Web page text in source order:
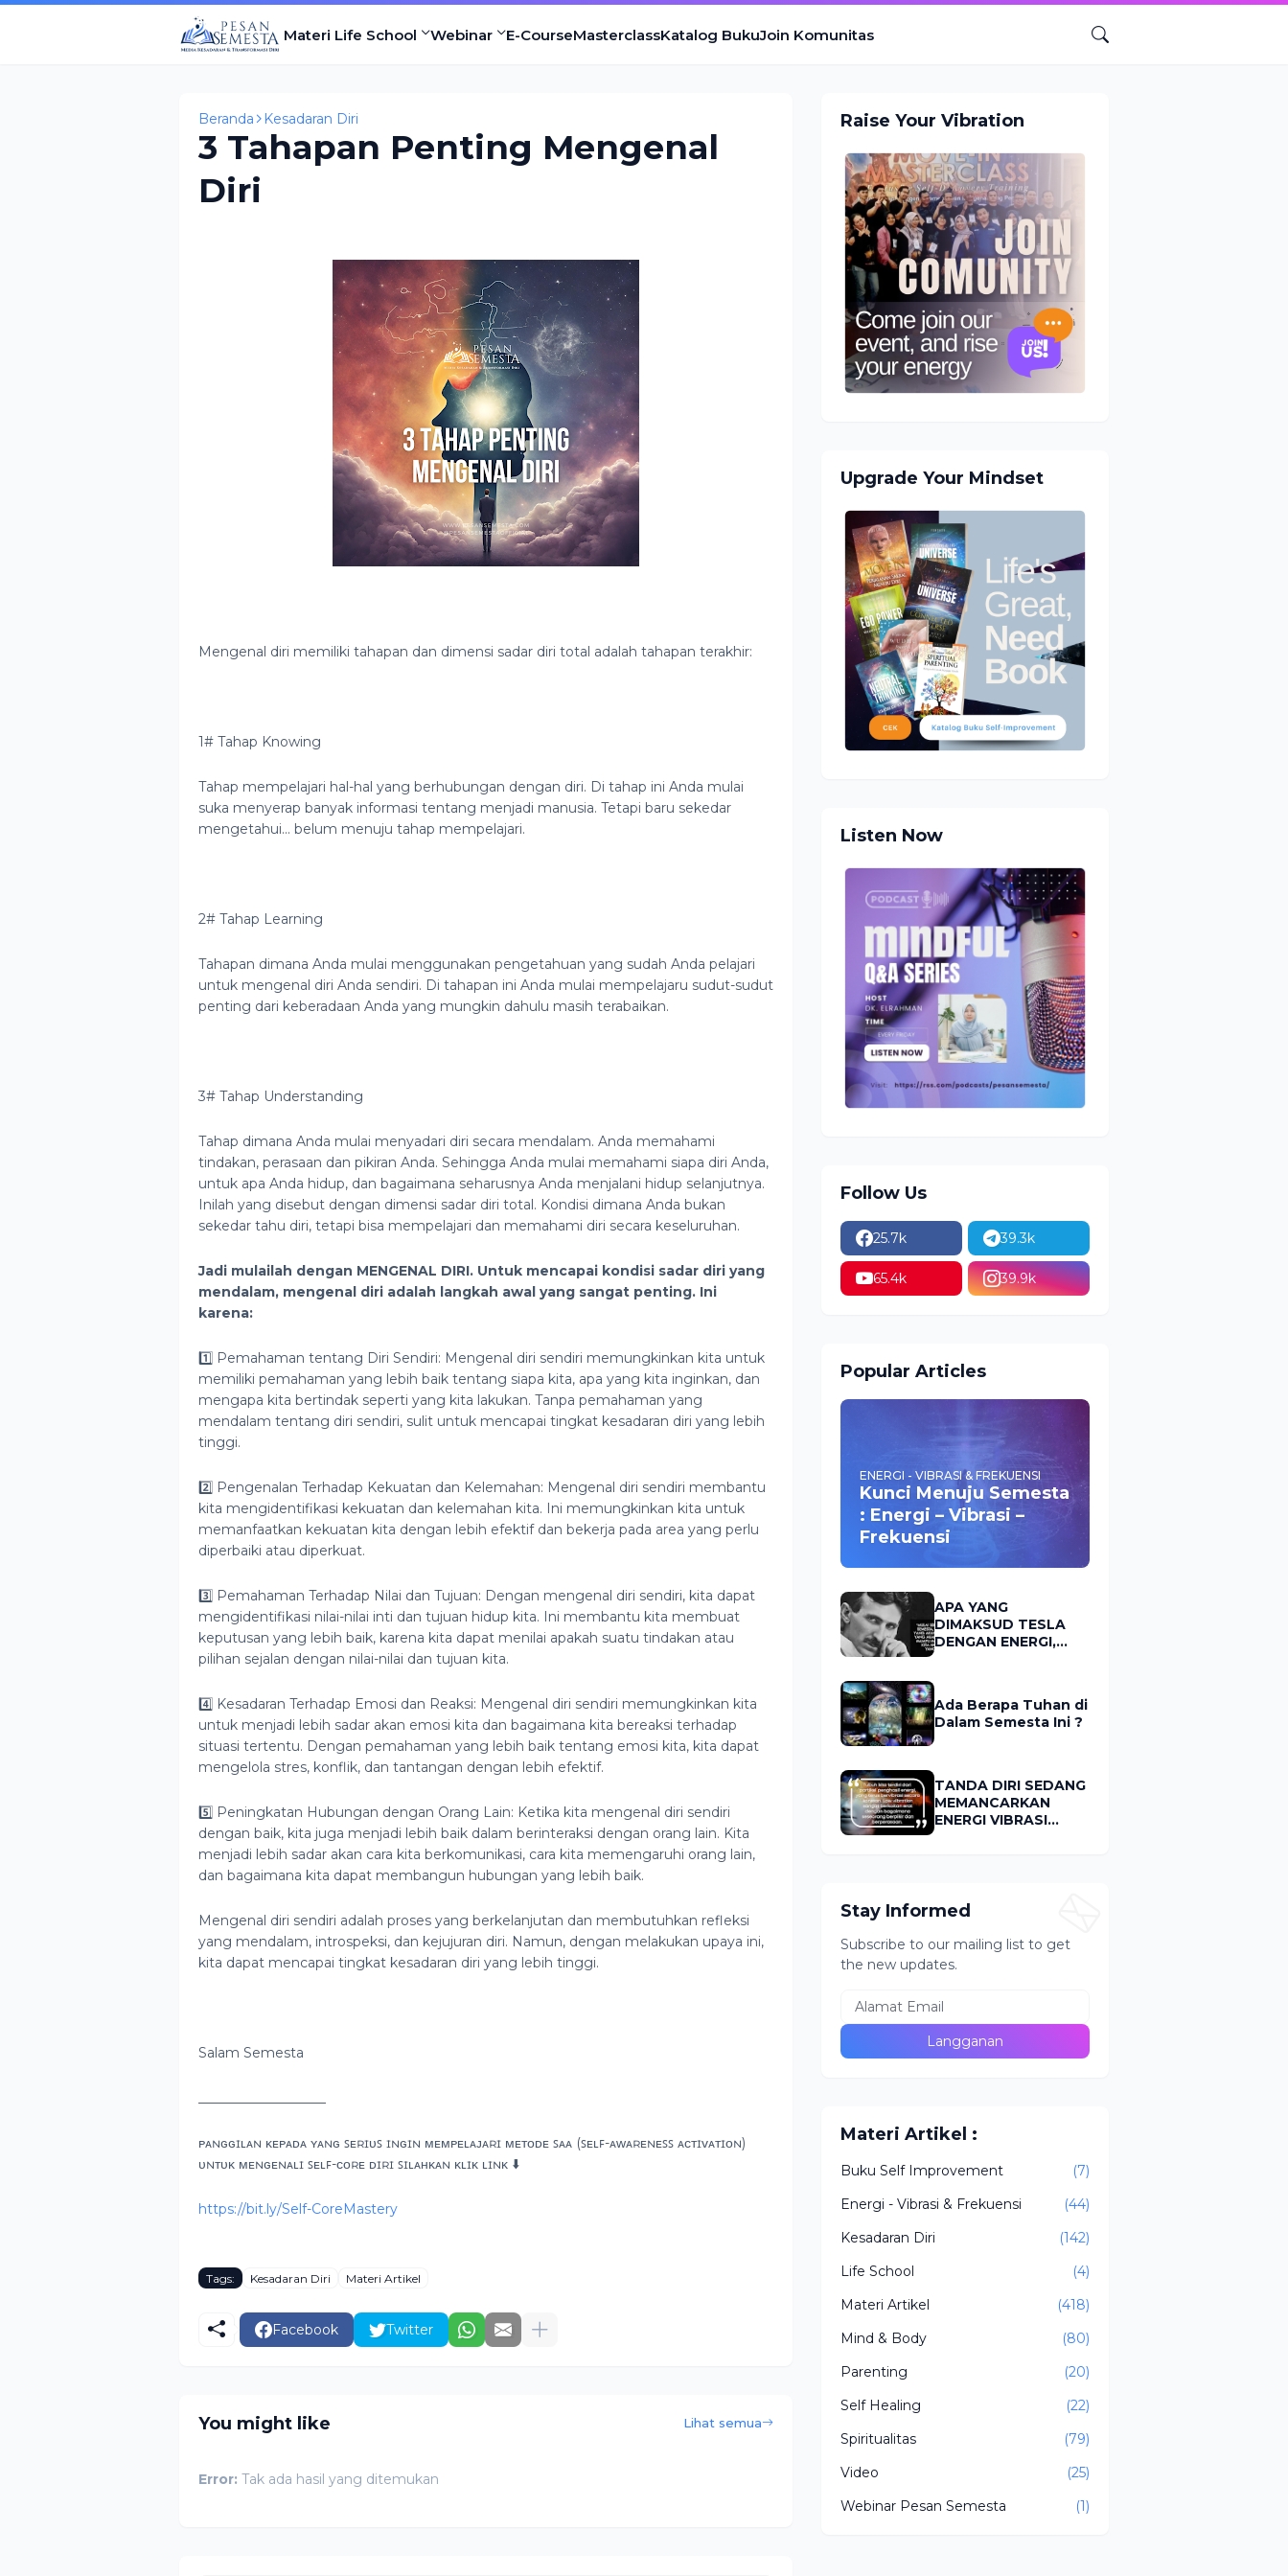
Materi Life School Webinar E-CourseMasterclassKatalog BukuJoin Komunitas
Beranda Kesadaran Diri
3 Tahapan Penting Mengenal
Diri
Mengenal diri memiliki tahapan dan dimensi sadar diri total adalah tahapan terakhir:
1# Tahap Knowing
Tahap mempelajari hal-hal yang berhubungan dengan diri. Di tahap ini Anda mulai
suka menyerap banyak informasi tentang menjadi manusia. Tetapi baru sekedar
mengetahui... belum menuju tahap mempelajari.
2# Tahap Learning
Tahapan dimana Anda mulai menggunakan pengetahuan yang sudah Anda pelajari
untuk mengenal diri Anda sendiri. Di tahapan ini Anda mulai mempelajaru sudut-sudut
penting dari keberadaan Anda yang mungkin dahulu masih terabaikan.
3# Tahap Understanding
Tahap dimana Anda mulai menyadari diri secara mendalam. Anda memahami
tindakan, perasaan dan pikiran Anda. Sehingga Anda mulai memahami siapa diri Anda,
untuk apa Anda hidup, dan bagaimana seharusnya Anda menjalani hidup selanjutnya.
Inilah yang disebut dengan dimensi sadar diri total. Kondisi dimana Anda bukan
sekedar tahu diri, tetapi bisa mempelajari dan memahami diri secara keseluruhan.
Jadi mulailah dengan MENGENAL DIRI. Untuk mencapai kondisi sadar diri yang
mendalam, mengenal diri adalah langkah awal yang sangat penting. Ini
karena:
1️⃣ Pemahaman tentang Diri Sendiri: Mengenal diri sendiri memungkinkan kita untuk
memiliki pemahaman yang lebih baik tentang siapa kita, apa yang kita inginkan, dan
mengapa kita bertindak seperti yang kita lakukan. Tanpa pemahaman yang
mendalam tentang diri sendiri, sulit untuk mencapai tingkat kesadaran diri yang lebih
tinggi.
2️⃣ Pengenalan Terhadap Kekuatan dan Kelemahan: Mengenal diri sendiri membantu
kita mengidentifikasi kekuatan dan kelemahan kita. Ini memungkinkan kita untuk
memanfaatkan kekuatan kita dengan lebih efektif dan bekerja pada area yang perlu
diperbaiki atau diperkuat.
3️⃣ Pemahaman Terhadap Nilai dan Tujuan: Dengan mengenal diri sendiri, kita dapat
mengidentifikasi nilai-nilai inti dan tujuan hidup kita. Ini membantu kita membuat
keputusan yang lebih baik, karena kita dapat menilai apakah suatu tindakan atau
pilihan sejalan dengan nilai-nilai dan tujuan kita.
4️⃣ Kesadaran Terhadap Emosi dan Reaksi: Mengenal diri sendiri memungkinkan kita
untuk menjadi lebih sadar akan emosi kita dan bagaimana kita bereaksi terhadap
situasi tertentu. Dengan pemahaman yang lebih baik tentang emosi kita, kita dapat
mengelola stres, konflik, dan tantangan dengan lebih efektif.
5️⃣ Peningkatan Hubungan dengan Orang Lain: Ketika kita mengenal diri sendiri
dengan baik, kita juga menjadi lebih baik dalam berinteraksi dengan orang lain. Kita
menjadi lebih sadar akan cara kita berkomunikasi, cara kita memengaruhi orang lain,
dan bagaimana kita dapat membangun hubungan yang lebih baik.
Mengenal diri sendiri adalah proses yang berkelanjutan dan membutuhkan refleksi
yang mendalam, introspeksi, dan kejujuran diri. Namun, dengan melakukan upaya ini,
kita dapat mencapai tingkat kesadaran diri yang lebih tinggi.
Salam Semesta
ᴘᴀɴɢɢɪʟᴀɴ ᴋᴇᴘᴀᴅᴀ ʏᴀɴɢ ꜱᴇʀɪᴜꜱ ɪɴɢɪɴ ᴍᴇᴍᴘᴇʟᴀᴊᴀʀɪ ᴍᴇᴛᴏᴅᴇ ꜱᴀᴀ (ꜱᴇʟꜰ-ᴀᴡᴀʀᴇɴᴇꜱꜱ ᴀᴄᴛɪᴠᴀᴛɪᴏɴ)
ᴜɴᴛᴜᴋ ᴍᴇɴɢᴇɴᴀʟɪ ꜱᴇʟꜰ-ᴄᴏʀᴇ ᴅɪʀɪ ꜱɪʟᴀʜᴋᴀɴ ᴋʟɪᴋ ʟɪɴᴋ ⬇️
https://bit.ly/Self-CoreMastery
Tags: Kesadaran Diri Materi Artikel
Facebook Twitter
You might like Lihat semua
Error: Tak ada hasil yang ditemukan
Raise Your Vibration
Upgrade Your Mindset
Listen Now
Follow Us
25.7k 39.3k
65.4k 39.9k
Popular Articles
ENERGI - VIBRASI & FREKUENSI
Kunci Menuju Semesta
: Energi – Vibrasi –
Frekuensi
APA YANG
DIMAKSUD TESLA
DENGAN ENERGI,
Ada Berapa Tuhan di
Dalam Semesta Ini ?
TANDA DIRI SEDANG
MEMANCARKAN
ENERGI VIBRASI
Stay Informed
Subscribe to our mailing list to get
the new updates.
Materi Artikel :
Buku Self Improvement
(7)
Energi - Vibrasi & Frekuensi
(44)
Kesadaran Diri
(142)
Life School
(4)
Materi Artikel
(418)
Mind & Body
(80)
Parenting
(20)
Self Healing
(22)
Spiritualitas
(79)
Video
(25)
Webinar Pesan Semesta
(1)